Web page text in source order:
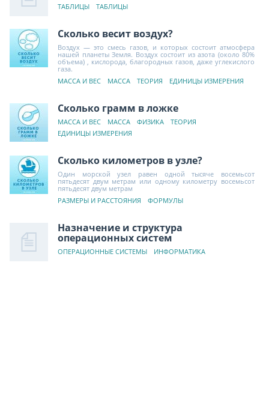
ТАБЛИЦЫ ТАБЛИЦЫ
Сколько весит воздух?
Воздух — это смесь газов, и которых состоит атмосфера
нашей планеты Земля. Воздух состоит из азота (около 80%
объема) , кислорода, благородных газов, даже углекислого
газа.
МАССА И ВЕС
МАССА ТЕОРИЯ ЕДИНИЦЫ ИЗМЕРЕНИЯ
Сколько грамм в ложке
МАССА И ВЕС МАССА ФИЗИКА
ТЕОРИЯ
ЕДИНИЦЫ ИЗМЕРЕНИЯ
Сколько километров в узле?
Один морской узел равен одной тысяче восемьсот
пятьдесят двум метрам или одному километру восемьсот
пятьдесят двум метрам
РАЗМЕРЫ И РАССТОЯНИЯ
ФОРМУЛЫ
Назначение и структура
операционных систем
ОПЕРАЦИОННЫЕ СИСТЕМЫ ИНФОРМАТИКА